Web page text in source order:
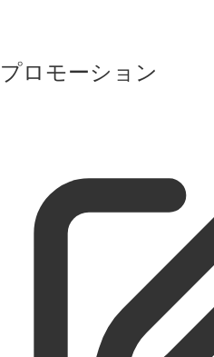
プロモーション